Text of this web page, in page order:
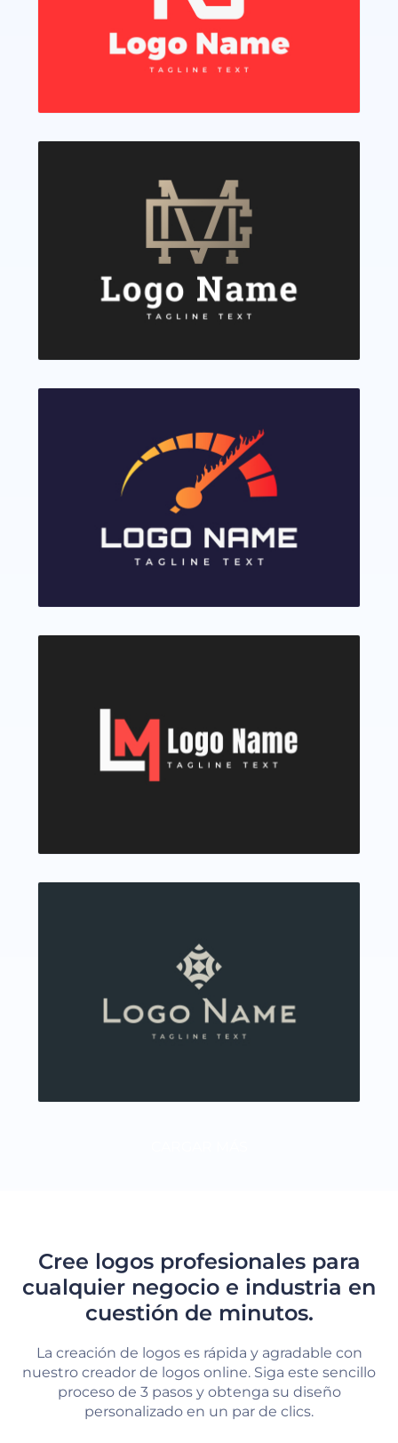
Cree logos profesionales para
cualquier negocio e industria en
cuestión de minutos.
La creación de logos es rápida y agradable con
nuestro creador de logos online. Siga este sencillo
proceso de 3 pasos y obtenga su diseño
personalizado en un par de clics.